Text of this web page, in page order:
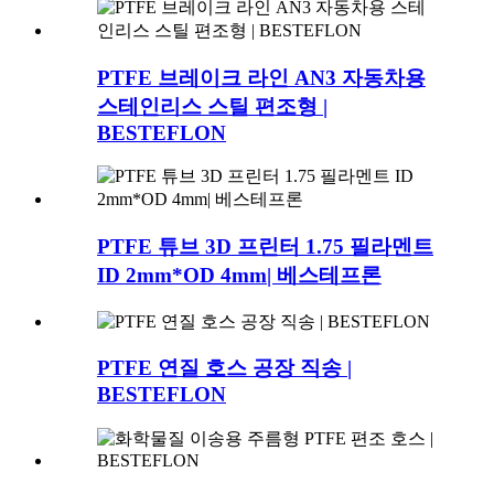
PTFE 브레이크 라인 AN3 자동차용
스테인리스 스틸 편조형 |
BESTEFLON
PTFE 튜브 3D 프린터 1.75 필라멘트
ID 2mm*OD 4mm| 베스테프론
PTFE 연질 호스 공장 직송 |
BESTEFLON